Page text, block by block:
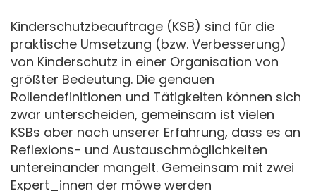
Kinderschutzbeauftrage (KSB) sind für die
praktische Umsetzung (bzw. Verbesserung)
von Kinderschutz in einer Organisation von
größter Bedeutung. Die genauen
Rollendefinitionen und Tätigkeiten können sich
zwar unterscheiden, gemeinsam ist vielen
KSBs aber nach unserer Erfahrung, dass es an
Reflexions- und Austauschmöglichkeiten
untereinander mangelt. Gemeinsam mit zwei
Expert_innen der möwe werden